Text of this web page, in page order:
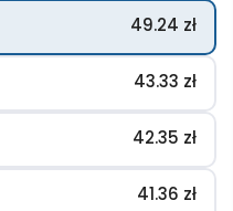
49.24 zł
43.33 zł
42.35 zł
41.36 zł